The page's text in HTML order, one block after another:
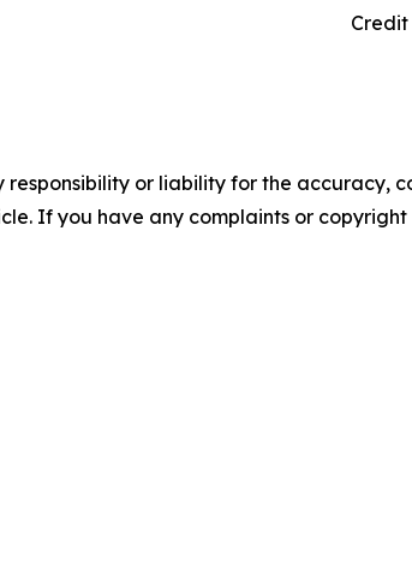
responsibility or liability for the accuracy,
If you have any complaints or copyright